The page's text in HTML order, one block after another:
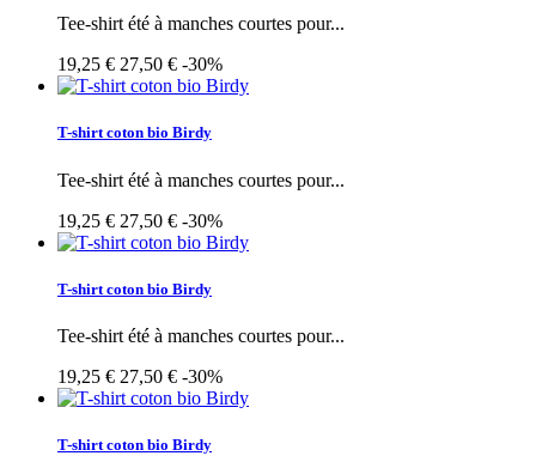
Tee-shirt été à manches courtes pour...
19,25 € 27,50 € -30%
T-shirt coton bio Birdy
Tee-shirt été à manches courtes pour...
19,25 € 27,50 € -30%
T-shirt coton bio Birdy
Tee-shirt été à manches courtes pour...
19,25 € 27,50 € -30%
T-shirt coton bio Birdy